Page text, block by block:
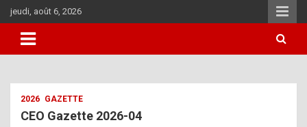
Skip
to
content
jeudi, août 6, 2026
i
2026 GAZETTE
CEO Gazette 2026-04